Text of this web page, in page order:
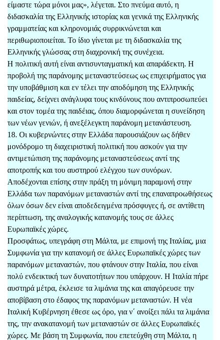
είμαστε τώρα μόνοι μας», λέγεται. Στο πνεύμα αυτό, η
διδασκαλία της Ελληνικής ιστορίας και γενικά της Ελληνικής
γραμματείας και κληρονομιάς συρρικνώνεται και
περιθωριοποιείται. Το ίδιο γίνεται με τη διδασκαλία της
Ελληνικής γλώσσας στη διαχρονική της συνέχεια.
Η πολιτική αυτή είναι αντισυνταγματική και απαράδεκτη. Η
προβολή της παράνομης μεταναστεύσεως ως επιχειρήματος για
την υποβάθμιση και εν τέλει την αποδόμηση της Ελληνικής
παιδείας, δείχνει ανάγλυφα τους κινδύνους που αντιπροσωπεύει
και στον τομέα της παιδέιας, όπου διαμορφώνεται η συνείδηση
των νέων γενιών, ή ανεξέλεγκτη παράνομη μετανάστευση.
18. Οι κυβερνώντες στην Ελλάδα παρουσιάζουν ως δήθεν
μονόδρομο τη διαχειριστική πολιτική που ασκούν για την
αντιμετώπιση της παράνομης μεταναστεύσεως αντί της
αποτροπής και του αυστηρού ελέγχου των συνόρων.
Αποδέχονται επίσης στην πράξη τη μόνιμη παραμονή στην
Ελλάδα των παρανόμων μεταναστών αντί της επαναπροωθήσεως
όλων όσων δεν είναι αποδεδειγμένα πρόσφυγες ή, σε αντίθετη
περίπτωση, της αναλογικής κατανομής τους σε άλλες
Ευρωπαϊκές χώρες.
Προσφάτως, υπεγράφη στη Μάλτα, με επιμονή της Ιταλίας, μια
Συμφωνία για την κατανομή σε άλλες Ευρωπαϊκές χώρες των
παρανόμων μεταναστών, που φτάνουν στην Ιταλία, που είναι
πολύ ενδεικτική των δυνατοτήτων που υπάρχουν. Η Ιταλία πήρε
αυστηρά μέτρα, έκλεισε τα λιμάνια της και απαγόρευσε την
αποβίβαση στο έδαφος της παρανόμων μεταναστών. Η νέα
Ιταλική Κυβέρνηση έθεσε ως όρο, για ν΄ ανοίξει πάλι τα λιμάνια
της, την ανακατανομή των μεταναστών σε άλλες Ευρωπαϊκές
χώρες. Με βάση τη Συμφωνία, που επετεύχθη στη Μάλτα, η